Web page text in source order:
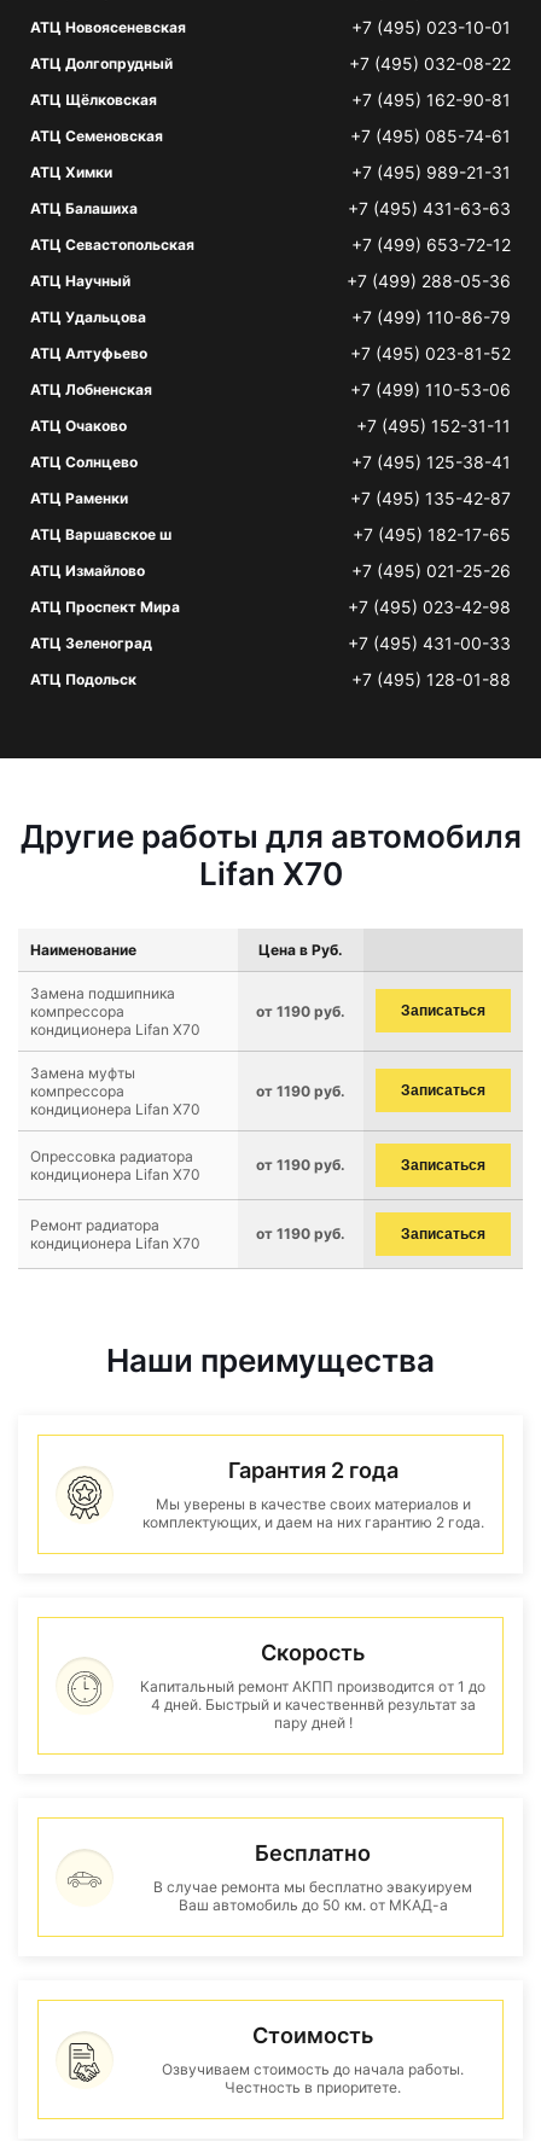
АТЦ Новоясеневская +7 (495) 023-10-01
АТЦ Долгопрудный +7 (495) 032-08-22
АТЦ Щёлковская +7 (495) 162-90-81
АТЦ Семеновская +7 (495) 085-74-61
АТЦ Химки +7 (495) 989-21-31
АТЦ Балашиха +7 (495) 431-63-63
АТЦ Севастопольская +7 (499) 653-72-12
АТЦ Научный +7 (499) 288-05-36
АТЦ Удальцова +7 (499) 110-86-79
АТЦ Алтуфьево +7 (495) 023-81-52
АТЦ Лобненская +7 (499) 110-53-06
АТЦ Очаково +7 (495) 152-31-11
АТЦ Солнцево +7 (495) 125-38-41
АТЦ Раменки +7 (495) 135-42-87
АТЦ Варшавское ш +7 (495) 182-17-65
АТЦ Измайлово +7 (495) 021-25-26
АТЦ Проспект Мира +7 (495) 023-42-98
АТЦ Зеленоград +7 (495) 431-00-33
АТЦ Подольск +7 (495) 128-01-88
Другие работы для автомобиля
Lifan X70
Наименование Цена в Руб.
Замена подшипника
компрессора
кондиционера Lifan X70
от 1190 руб. Записаться
Замена муфты
компрессора
кондиционера Lifan X70
от 1190 руб. Записаться
Опрессовка радиатора
кондиционера Lifan X70
от 1190 руб. Записаться
Ремонт радиатора
кондиционера Lifan X70
от 1190 руб. Записаться
Наши преимущества
Гарантия 2 года
Мы уверены в качестве своих материалов и
комплектующих, и даем на них гарантию 2 года.
Скорость
Капитальный ремонт АКПП производится от 1 до
4 дней. Быстрый и качественнвй результат за
пару дней !
Бесплатно
В случае ремонта мы бесплатно эвакуируем
Ваш автомобиль до 50 км. от МКАД-а
Стоимость
Озвучиваем стоимость до начала работы.
Честность в приоритете.